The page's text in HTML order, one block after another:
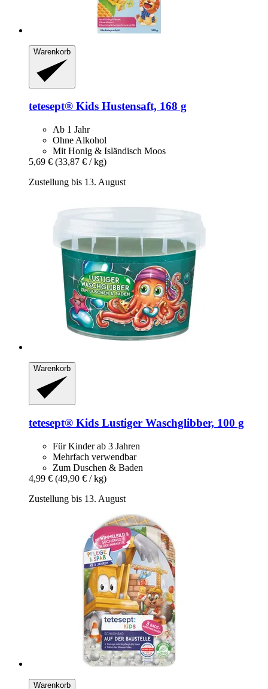
Warenkorb
tetesept® Kids Hustensaft, 168 g
Ab 1 Jahr
Ohne Alkohol
Mit Honig & Isländisch Moos
5,69 € (33,87 € / kg)
Zustellung bis 13. August
Warenkorb
tetesept® Kids Lustiger Waschglibber, 100 g
Für Kinder ab 3 Jahren
Mehrfach verwendbar
Zum Duschen & Baden
4,99 € (49,90 € / kg)
Zustellung bis 13. August
Warenkorb